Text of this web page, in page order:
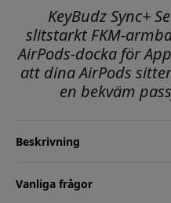
KeyBudz Sync+
slitstarkt FKM-
AirPods-docka för
att dina AirPods
en bekväm
Beskrivning
Vanliga frågor